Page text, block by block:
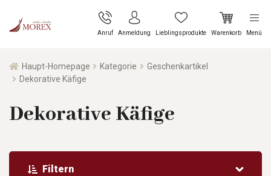
Anruf Anmeldung Lieblingsprodukte Warenkorb Menü
Haupt-Homepage Kategorie
Geschenkartikel
Dekorative Käfige
Dekorative Käfige
Filtern